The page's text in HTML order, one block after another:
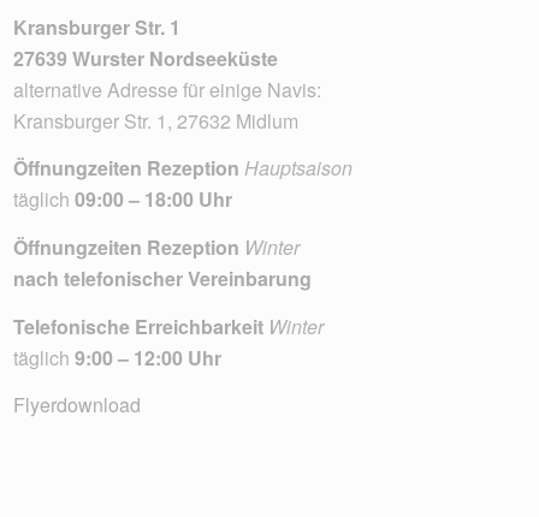
Kransburger Str. 1
27639 Wurster Nordseeküste
alternative Adresse für einige Navis:
Kransburger Str. 1, 27632 Midlum
Öffnungzeiten RezeptionHauptsaison
täglich 09:00 – 18:00 Uhr
Öffnungzeiten Rezeption Winter
nach telefonischer Vereinbarung
Telefonische Erreichbarkeit Winter
täglich 9:00 – 12:00 Uhr
Flyerdownload